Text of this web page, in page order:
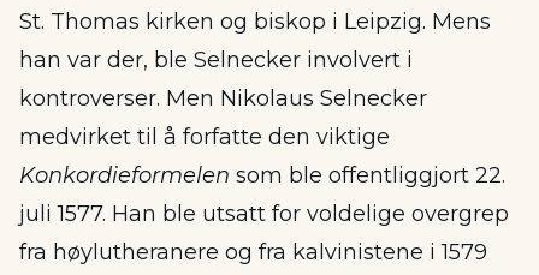
St. Thomas kirken og biskop i Leipzig. Mens
han var der, ble Selnecker involvert i
kontroverser. Men Nikolaus Selnecker
medvirket til å forfatte den viktige
Konkordieformelen som ble offentliggjort 22.
juli 1577. Han ble utsatt for voldelige overgrep
fra høylutheranere og fra kalvinistene i 1579